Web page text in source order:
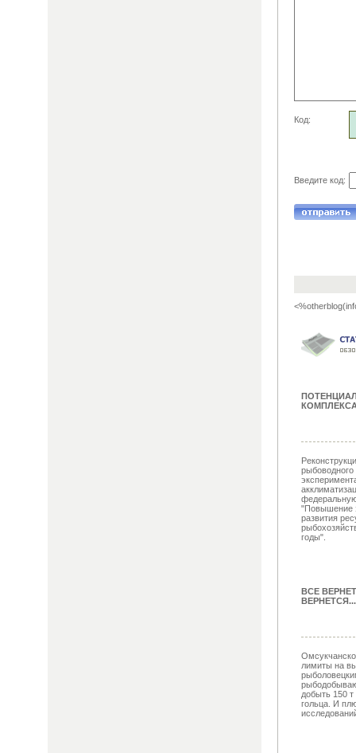
Код:
Введите код:
"Повышение
развития
годы".
ВСЕ
ВЕРНЕТСЯ...
лимиты на
добыть 150
гольца. И